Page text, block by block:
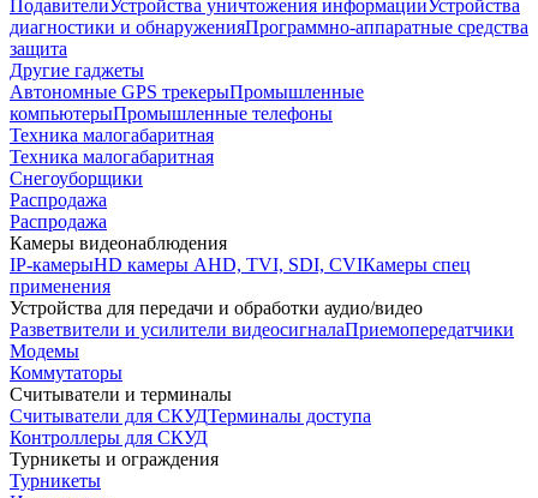
ПодавителиУстройства уничтожения информацииУстройства
диагностики и обнаруженияПрограммно-аппаратные средства
защита
Другие гаджеты
Автономные GPS трекерыПромышленные
компьютерыПромышленные телефоны
Техника малогабаритная
Техника малогабаритная
Снегоуборщики
Распродажа
Распродажа
Камеры видеонаблюдения
IP-камерыHD камеры AHD, TVI, SDI, CVIКамеры спец
применения
Устройства для передачи и обработки аудио/видео
Разветвители и усилители видеосигналаПриемопередатчики
Модемы
Коммутаторы
Считыватели и терминалы
Считыватели для СКУДТерминалы доступа
Контроллеры для СКУД
Турникеты и ограждения
Турникеты